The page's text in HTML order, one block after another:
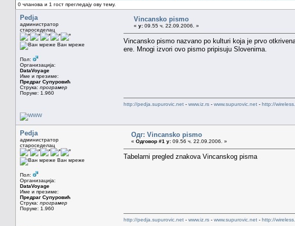
0 чланова и 1 гост прегледају ову тему.
Pedja
администратор
староседелац
Ван мреже
Пол:
Организација:
DataVoyage
Име и презиме:
Предраг Супуровић
Струка: програмер
Поруке: 1.960
Vincansko pismo
« у: 09.55 ч. 22.09.2006. »
Vincansko pismo nazvano po kulturi koja je prvo
ere. Mnogi izvori ovo pismo pripisuju Slovenima.
http://pedja.supurovic.net - www.iz.rs - www.supurovic.net - http://
Pedja
администратор
староседелац
Ван мреже
Пол:
Организација:
DataVoyage
Име и презиме:
Предраг Супуровић
Струка: програмер
Поруке: 1.960
Одг: Vincansko pismo
« Одговор #1 у: 09.56 ч. 22.09.2006. »
Tabelarni pregled znakova Vincanskog pisma
http://pedja.supurovic.net - www.iz.rs - www.supurovic.net - http://